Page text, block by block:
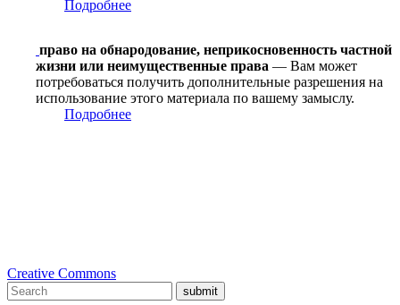
Подробнее
право на обнародование, неприкосновенность частной
жизни или неимущественные права — Вам может
потребоваться получить дополнительные разрешения на
использование этого материала по вашему замыслу.
Подробнее
Creative Commons
submit